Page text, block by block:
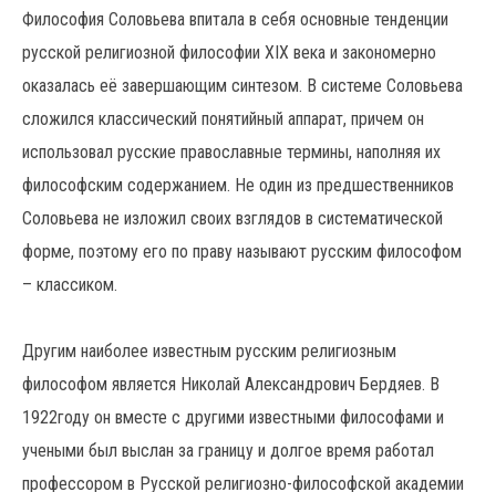
Философия Соловьева впитала в себя основные тенденции
русской религиозной философии XIX века и закономерно
оказалась её завершающим синтезом. В системе Соловьева
сложился классический понятийный аппарат, причем он
использовал русские православные термины, наполняя их
философским содержанием. Не один из предшественников
Соловьева не изложил своих взглядов в систематической
форме, поэтому его по праву называют русским философом
– классиком.
Другим наиболее известным русским религиозным
философом является Николай Александрович Бердяев. В
1922году он вместе с другими известными философами и
учеными был выслан за границу и долгое время работал
профессором в Русской религиозно-философской академии